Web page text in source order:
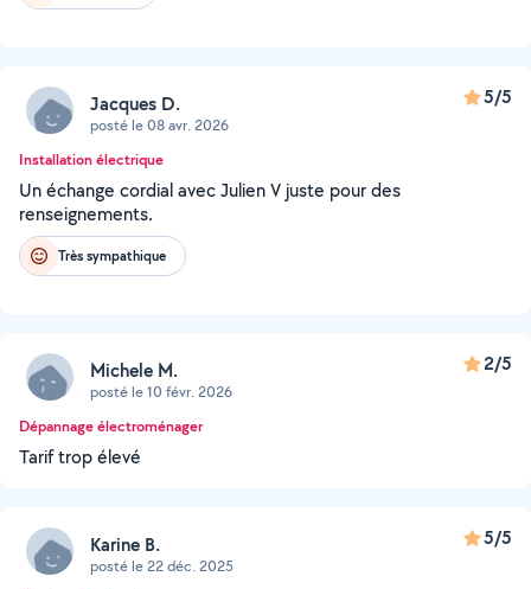
Jacques D.
posté le 08 avr. 2026
5/5
Installation électrique
Un échange cordial avec Julien V juste pour des
renseignements.
Très sympathique
Michele M.
posté le 10 févr. 2026
2/5
Dépannage électroménager
Tarif trop élevé
Karine B.
posté le 22 déc. 2025
5/5